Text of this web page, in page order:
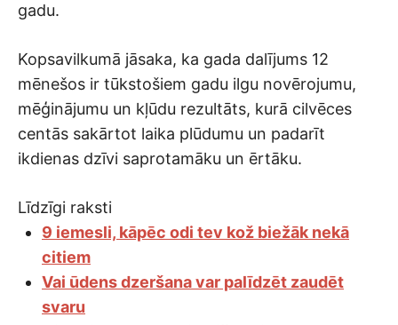
gadu.
Kopsavilkumā jāsaka, ka gada dalījums 12
mēnešos ir tūkstošiem gadu ilgu novērojumu,
mēģinājumu un kļūdu rezultāts, kurā cilvēces
centās sakārtot laika plūdumu un padarīt
ikdienas dzīvi saprotamāku un ērtāku.
Līdzīgi raksti
9 iemesli, kāpēc odi tev kož biežāk nekā
citiem
Vai ūdens dzeršana var palīdzēt zaudēt
svaru